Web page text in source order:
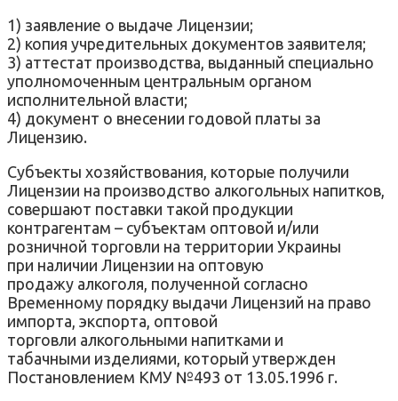
1) заявление о выдаче Лицензии;
2) копия учредительных документов заявителя;
3) аттестат производства, выданный специально
уполномоченным центральным органом
исполнительной власти;
4) документ о внесении годовой платы за
Лицензию.
Субъекты хозяйствования, которые получили
Лицензии на производство алкогольных напитков,
совершают поставки такой продукции
контрагентам – субъектам оптовой и/или
розничной торговли на территории Украины
при наличии Лицензии на оптовую
продажу алкоголя, полученной согласно
Временному порядку выдачи Лицензий на право
импорта, экспорта, оптовой
торговли алкогольными напитками и
табачными изделиями, который утвержден
Постановлением КМУ №493 от 13.05.1996 г.